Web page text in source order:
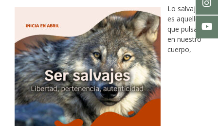
Lo salvaje
es aquello
que pulsa
en nuestro
cuerpo,